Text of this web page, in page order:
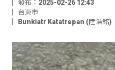
發布：2025-02-26 12:43
台東市
Bunkiatr Katatrepan (陸浩銘)